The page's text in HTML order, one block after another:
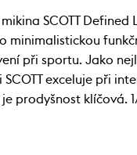
mikina SCOTT Defined
minimalistickou
při sportu. Jako
exceluje při
prodyšnost klíčová.